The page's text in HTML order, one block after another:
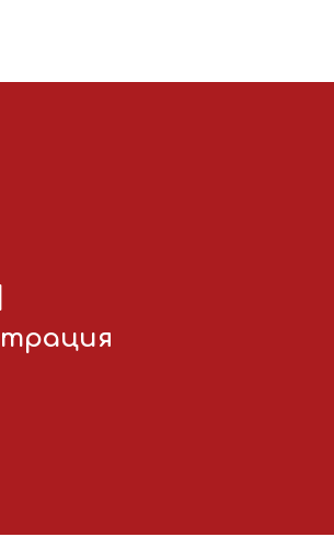
|